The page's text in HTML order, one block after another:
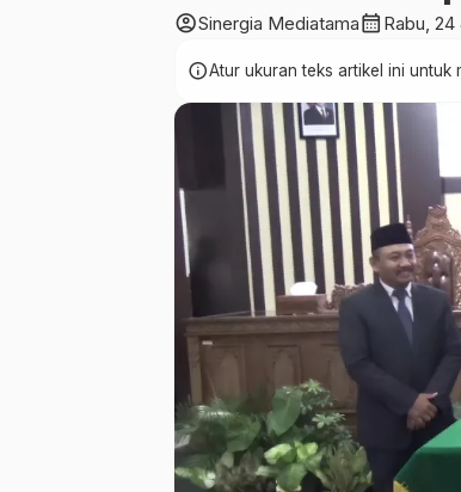
account_circleSinergia Mediatamacalendar_month Rabu, 24
infoAtur ukuran teks artikel ini untuk